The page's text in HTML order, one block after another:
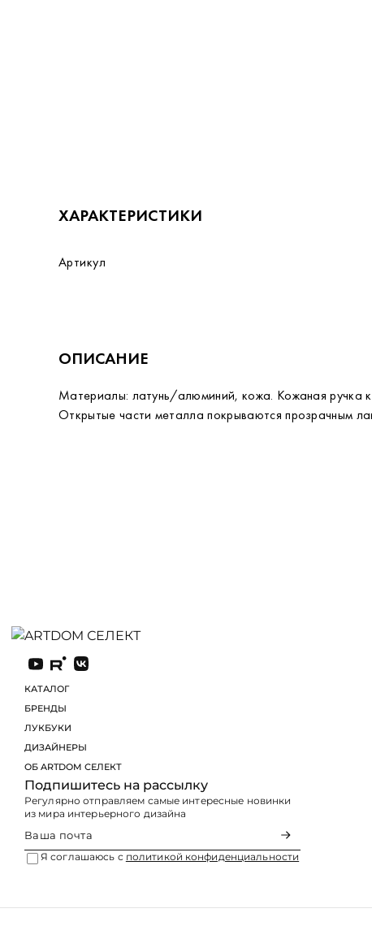
ХАРАКТЕРИСТИКИ
Артикул
ОПИСАНИЕ
Материалы: латунь/алюминий, кожа. Кожаная ручка
Открытые части металла покрываются прозрачным
КАТАЛОГ
БРЕНДЫ
ЛУКБУКИ
Подпишитесь на рассылку
Регулярно отправляем самые интересные новинки
Я соглашаюсь сполитикой конфиденциальности